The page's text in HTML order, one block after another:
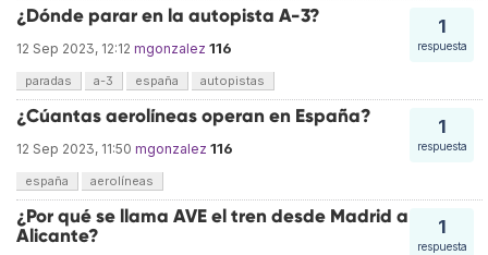
1
respuesta
¿Dónde parar en la autopista A-3?
12 Sep 2023, 12:12 mgonzalez 116
paradas a-3 españa autopistas
1
respuesta
¿Cúantas aerolíneas operan en España?
12 Sep 2023, 11:50 mgonzalez 116
españa aerolíneas
1
respuesta
¿Por qué se llama AVE el tren desde Madrid a
Alicante?